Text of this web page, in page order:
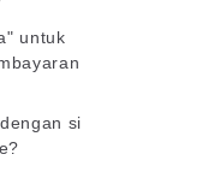
untuk
si